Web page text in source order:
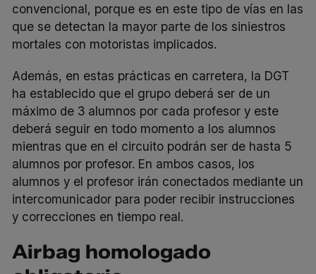
convencional, porque es en este tipo de vías en las
que se detectan la mayor parte de los siniestros
mortales con motoristas implicados.
Además, en estas prácticas en carretera, la DGT
ha establecido que el grupo deberá ser de un
máximo de 3 alumnos por cada profesor y este
deberá seguir en todo momento a los alumnos
mientras que en el circuito podrán ser de hasta 5
alumnos por profesor. En ambos casos, los
alumnos y el profesor irán conectados mediante un
intercomunicador para poder recibir instrucciones
y correcciones en tiempo real.
Airbag homologado